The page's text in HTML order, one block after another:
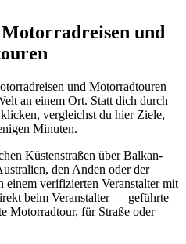
und
und Motorradtouren
an einem Ort. Statt dich durch
vergleichst du hier Ziele,
Minuten.
Küstenstraßen über Balkan-
den Anden oder der
verifizierten Veranstalter mit
beim Veranstalter — geführte
Motorradtour, für Straße oder